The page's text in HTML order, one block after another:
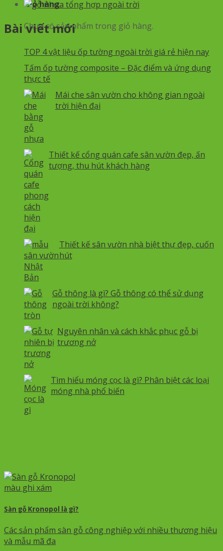
Giỏ hàng
Chưa có sản phẩm trong giỏ hàng.
Bài viết mới
TOP 4 vật liệu ốp tường ngoài trời giá rẻ hiện nay
Tấm ốp tường composite – Đặc điểm và ứng dụng
thực tế
Mái che sân vườn cho không gian ngoài
trời hiện đại
Thiết kế cổng quán cafe sân vườn đẹp, ấn
tượng, thu hút khách hàng
Thiết kế sân vườn nhà biệt thự đẹp, cuốn
hút
Gỗ thông là gì? Gỗ thông có thể sử dụng
ngoài trời không?
Nguyên nhân và cách khắc phục gỗ bị
trương nở
Tìm hiểu móng cọc là gì? Phân biệt các loại
móng nhà phổ biến
Sàn gỗ Kronopol là gì?
Các sản phẩm sàn gỗ công nghiệp với nhiều thương hiệu
và mẫu mã đa